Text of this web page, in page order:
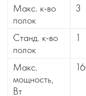
Макс. к-во
полок
3
Станд. к-во
полок
1
Макс.
мощность,
Вт